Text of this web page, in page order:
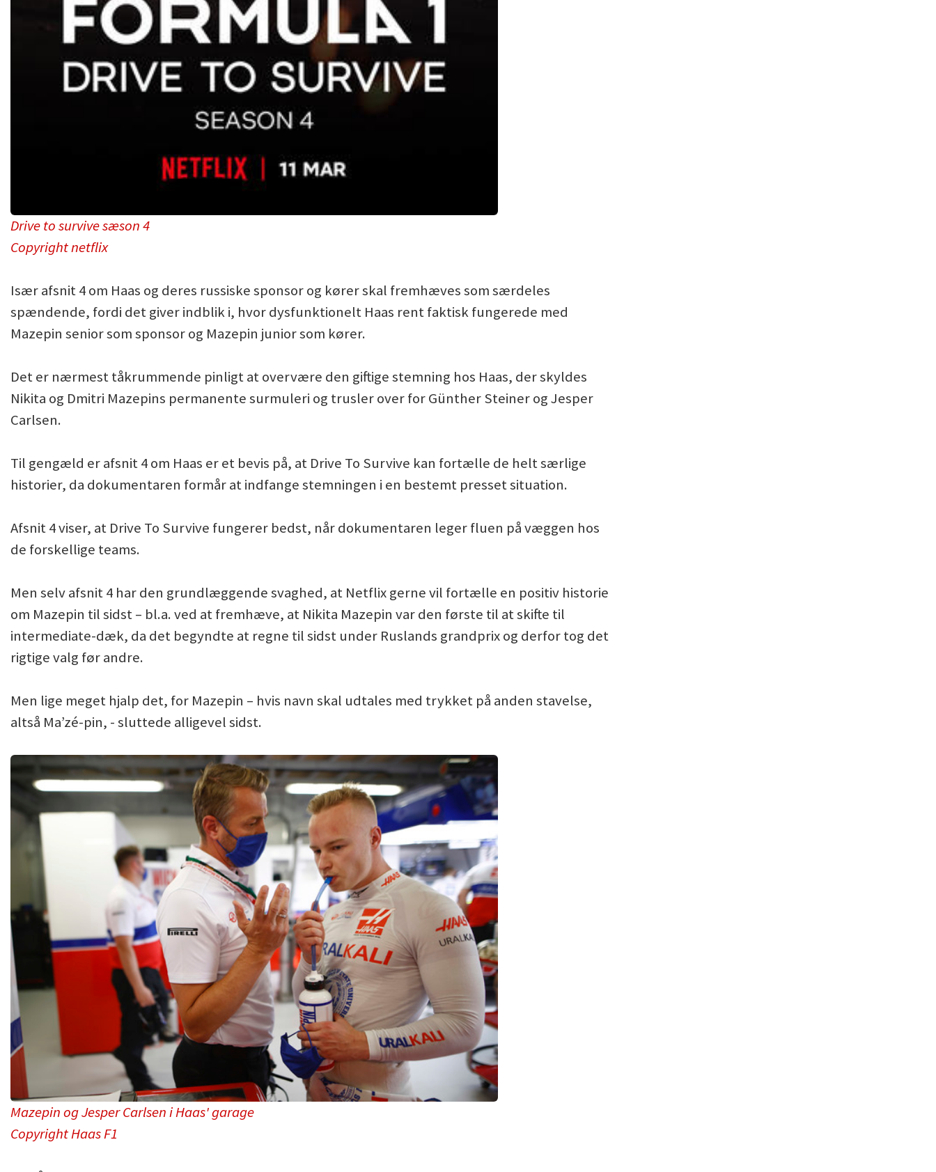
Drive to survive sæson 4
Copyright netflix
Især afsnit 4 om Haas og deres russiske sponsor og kører skal fremhæves som særdeles
spændende, fordi det giver indblik i, hvor dysfunktionelt Haas rent faktisk fungerede med
Mazepin senior som sponsor og Mazepin junior som kører.
Det er nærmest tåkrummende pinligt at overvære den giftige stemning hos Haas, der skyldes
Nikita og Dmitri Mazepins permanente surmuleri og trusler over for Günther Steiner og Jesper
Carlsen.
Til gengæld er afsnit 4 om Haas er et bevis på, at Drive To Survive kan fortælle de helt særlige
historier, da dokumentaren formår at indfange stemningen i en bestemt presset situation.
Afsnit 4 viser, at Drive To Survive fungerer bedst, når dokumentaren leger fluen på væggen hos
de forskellige teams.
Men selv afsnit 4 har den grundlæggende svaghed, at Netflix gerne vil fortælle en positiv historie
om Mazepin til sidst – bl.a. ved at fremhæve, at Nikita Mazepin var den første til at skifte til
intermediate-dæk, da det begyndte at regne til sidst under Ruslands grandprix og derfor tog det
rigtige valg før andre.
Men lige meget hjalp det, for Mazepin – hvis navn skal udtales med trykket på anden stavelse,
altså Ma’zé-pin, - sluttede alligevel sidst.
Mazepin og Jesper Carlsen i Haas' garage
Copyright Haas F1